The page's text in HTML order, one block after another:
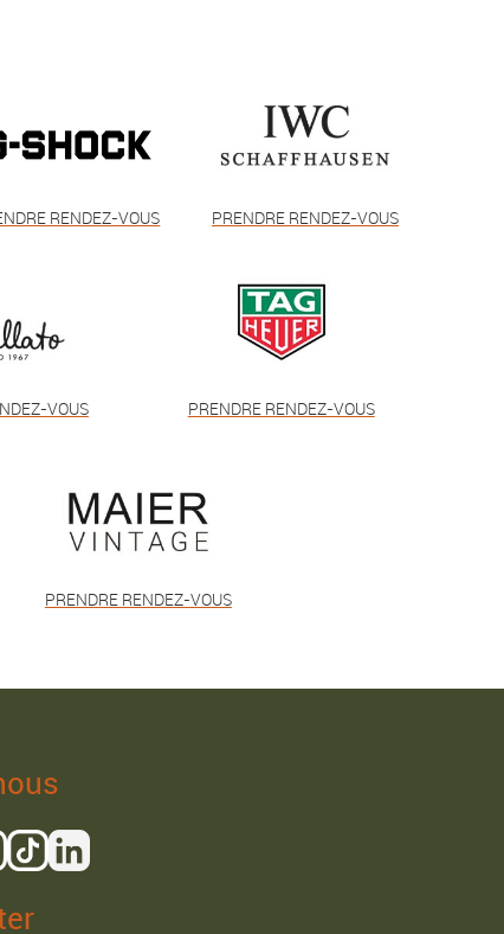
RENDEZ-VOUS PRENDRE RENDEZ-VOUS
VOUS PRENDRE RENDEZ-VOUS
PRENDRE RENDEZ-VOUS